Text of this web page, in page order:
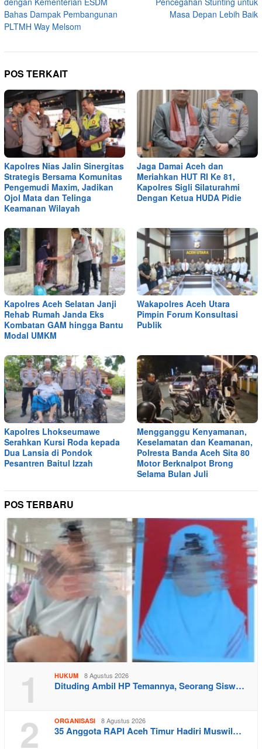
Bahas Dampak Pembangunan
PLTMH Way Melsom
Masa Depan Lebih Baik
POS TERKAIT
Kapolres Nias Jalin Sinergitas
Strategis Bersama Komunitas
Pengemudi Maxim, Jadikan
Ojol Mata dan Telinga
Keamanan Wilayah
Jaga Damai Aceh dan
Meriahkan HUT RI Ke 81,
Kapolres Sigli Silaturahmi
Dengan Ketua HUDA Pidie
Kapolres Aceh Selatan Janji
Rehab Rumah Janda Eks
Kombatan GAM hingga Bantu
Modal UMKM
Wakapolres Aceh Utara
Pimpin Forum Konsultasi
Publik
Kapolres Lhokseumawe
Serahkan Kursi Roda kepada
Dua Lansia di Pondok
Pesantren Baitul Izzah
Mengganggu Kenyamanan,
Keselamatan dan Keamanan,
Polresta Banda Aceh Sita 80
Motor Berknalpot Brong
Selama Bulan Juli
POS TERBARU
1 HUKUM 8 Agustus 2026
Dituding Ambil HP Temannya, Seorang Sisw…
2 ORGANISASI 8 Agustus 2026
35 Anggota RAPI Aceh Timur Hadiri Muswil…